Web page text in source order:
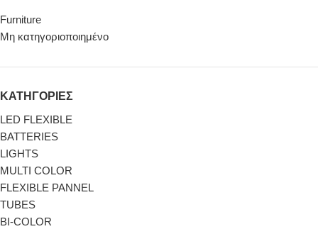
Furniture
Μη κατηγοριοποιημένο
ΚΑΤΗΓΟΡΙΕΣ
LED FLEXIBLE
BATTERIES
LIGHTS
MULTI COLOR
FLEXIBLE PANNEL
TUBES
BI-COLΟR